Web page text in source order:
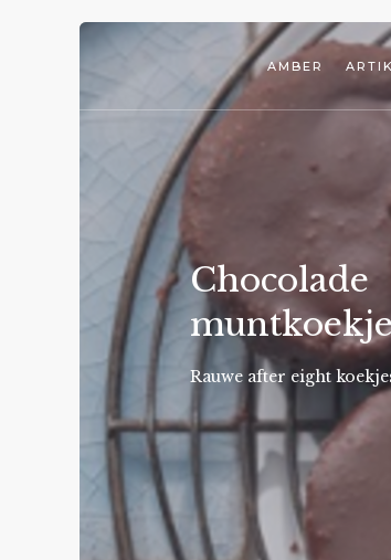
AMBER
Chocolade
Rauwe after eight